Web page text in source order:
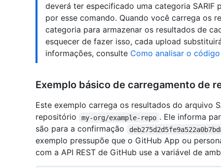
deverá ter especificado uma categoria
por esse comando. Quando você carrega os
categoria para armazenar os resultados de
esquecer de fazer isso, cada upload
informações, consulte Como analisar o
Exemplo básico de carregamento de
Este exemplo carrega os resultados do arquivo
repositório
my-org/example-repo . Ele informa
são para a confirmação
exemplo pressupõe que o GitHub App ou
com a API REST de GitHub use a variável de